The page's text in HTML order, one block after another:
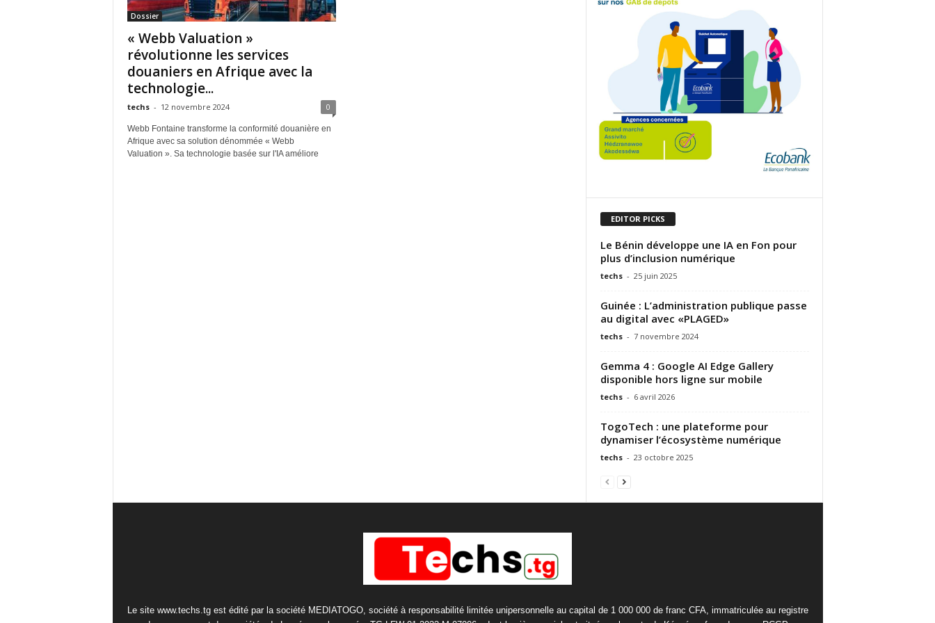
Dossier
« Webb Valuation »
révolutionne les services
douaniers en Afrique avec la
technologie...
techs - 12 novembre 2024 0
Webb Fontaine transforme la conformité douanière en
Afrique avec sa solution dénommée « Webb
Valuation ». Sa technologie basée sur l'IA améliore
EDITOR PICKS
Le Bénin développe une IA en Fon pour
plus d’inclusion numérique
techs - 25 juin 2025
Guinée : L’administration publique passe
au digital avec «PLAGED»
techs - 7 novembre 2024
Gemma 4 : Google AI Edge Gallery
disponible hors ligne sur mobile
techs - 6 avril 2026
TogoTech : une plateforme pour
dynamiser l’écosystème numérique
techs - 23 octobre 2025
Le site www.techs.tg est édité par la société MEDIATOGO, société à responsabilité limitée unipersonnelle au capital de 1 000 000 de franc CFA, immatriculée au registre